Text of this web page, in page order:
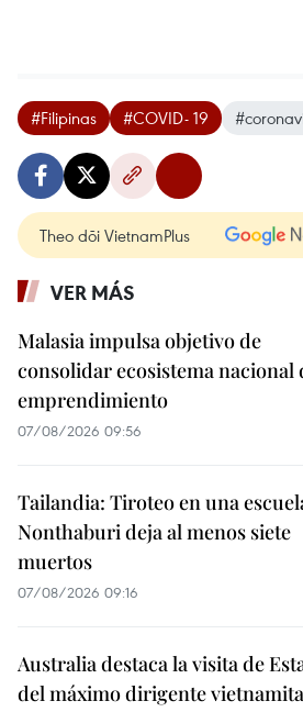
#Filipinas #COVID- 19
Theo dõi VietnamPlus
VER MÁS
Malasia impulsa objetivo de
consolidar ecosistema nacional
emprendimiento
07/08/2026 09:56
Tailandia: Tiroteo en una
Nonthaburi deja al menos siete
muertos
07/08/2026 09:16
Australia destaca la visita de
del máximo dirigente vietnamita